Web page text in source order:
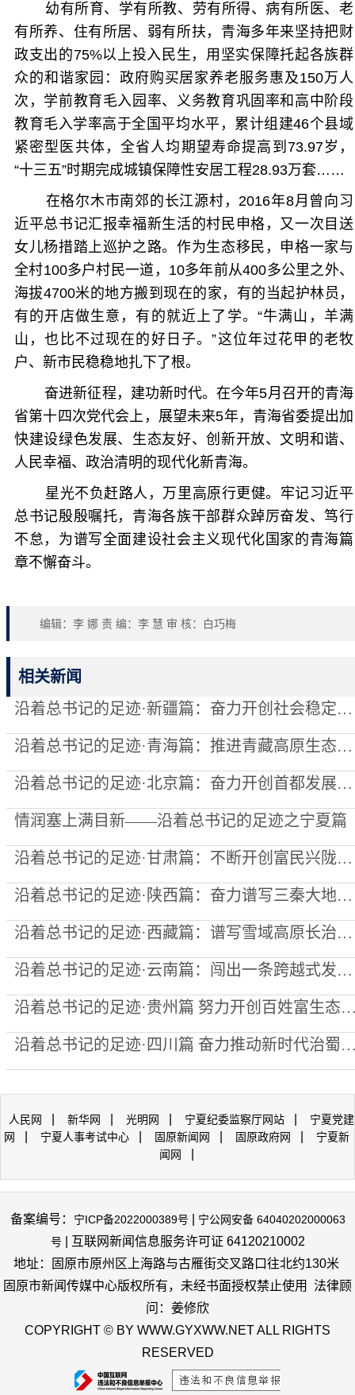
幼有所育、学有所教、劳有所得、病有所医、老
有所养、住有所居、弱有所扶，青海多年来坚持把财
政支出的75%以上投入民生，用坚实保障托起各族群
众的和谐家园：政府购买居家养老服务惠及150万人
次，学前教育毛入园率、义务教育巩固率和高中阶段
教育毛入学率高于全国平均水平，累计组建46个县域
紧密型医共体，全省人均期望寿命提高到73.97岁，
“十三五”时期完成城镇保障性安居工程28.93万套……
在格尔木市南郊的长江源村，2016年8月曾向习
近平总书记汇报幸福新生活的村民申格，又一次目送
女儿杨措踏上巡护之路。作为生态移民，申格一家与
全村100多户村民一道，10多年前从400多公里之外、
海拔4700米的地方搬到现在的家，有的当起护林员，
有的开店做生意，有的就近上了学。“牛满山，羊满
山，也比不过现在的好日子。”这位年过花甲的老牧
户、新市民稳稳地扎下了根。
奋进新征程，建功新时代。在今年5月召开的青海
省第十四次党代会上，展望未来5年，青海省委提出加
快建设绿色发展、生态友好、创新开放、文明和谐、
人民幸福、政治清明的现代化新青海。
星光不负赶路人，万里高原行更健。牢记习近平
总书记殷殷嘱托，青海各族干部群众踔厉奋发、笃行
不怠，为谱写全面建设社会主义现代化国家的青海篇
章不懈奋斗。
编辑：李 娜 责 编：李 慧 审 核：白巧梅
相关新闻
沿着总书记的足迹·新疆篇：奋力开创社会稳定和长治久安新局面
沿着总书记的足迹·青海篇：推进青藏高原生态保护和高质量发展取得新成就
沿着总书记的足迹·北京篇：奋力开创首都发展更加美好的明天
情润塞上满目新——沿着总书记的足迹之宁夏篇
沿着总书记的足迹·甘肃篇：不断开创富民兴陇新局面
沿着总书记的足迹·陕西篇：奋力谱写三秦大地高质量发展新篇章
沿着总书记的足迹·西藏篇：谱写雪域高原长治久安和高质量发展新篇章
沿着总书记的足迹·云南篇：闯出一条跨越式发展的路子
沿着总书记的足迹·贵州篇 努力开创百姓
沿着总书记的足迹·四川篇 奋力推动新时代
人民网 新华网 光明网 宁夏纪委监察厅网站
宁夏党建
网
宁夏人事考试中心 固原新闻网 固原政府网
宁夏新
闻网
备案编号： 宁ICP备2022000389号
宁公网安备 64040202000063
号 | 互联网新闻信息服务许可证 64120210002
地址：固原市原州区上海路与古雁街交叉路口往北约130米
固原市新闻传媒中心版权所有，未经书面授权禁止使用 法律顾
问：姜修欣
COPYRIGHT © BY WWW.GYXWW.NET ALL RIGHTS
RESERVED